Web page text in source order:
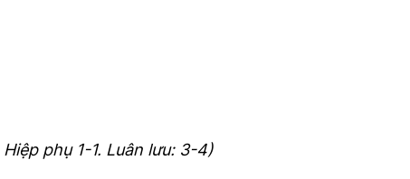
phụ 1-1. Luân lưu: 3-4)